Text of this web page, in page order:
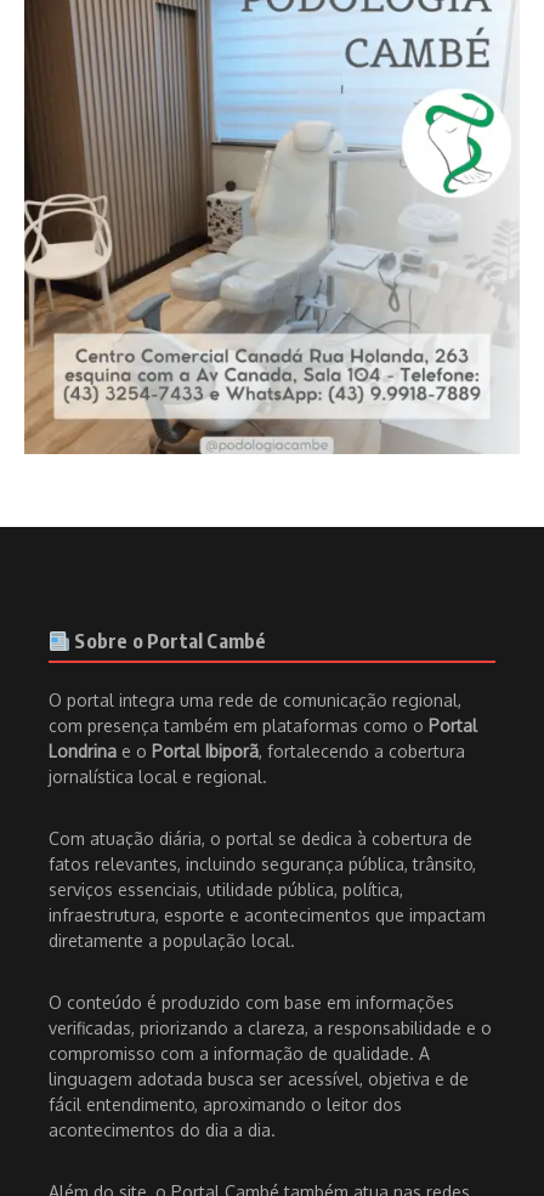
Sobre o Portal Cambé
O portal integra uma rede de comunicação regional,
com presença também em plataformas como o Portal
Londrina e o Portal Ibiporã, fortalecendo a cobertura
jornalística local e regional.
Com atuação diária, o portal se dedica à cobertura de
fatos relevantes, incluindo segurança pública, trânsito,
serviços essenciais, utilidade pública, política,
infraestrutura, esporte e acontecimentos que impactam
diretamente a população local.
O conteúdo é produzido com base em informações
verificadas, priorizando a clareza, a responsabilidade e o
compromisso com a informação de qualidade. A
linguagem adotada busca ser acessível, objetiva e de
fácil entendimento, aproximando o leitor dos
acontecimentos do dia a dia.